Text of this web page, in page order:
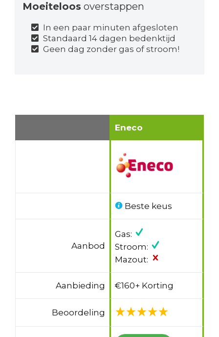
Moeiteloos overstappen
In een paar minuten afgesloten
Standaard 14 dagen bedenktijd
Geen dag zonder gas of stroom!
Eneco
Beste keus
Aanbod
Gas:
Stroom:
Mazout:
Aanbieding €160+ Korting
Beoordeling